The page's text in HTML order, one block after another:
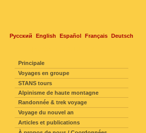
Русский English Español Français Deutsch
Principale
Voyages en groupe
STANS tours
Alpinisme de haute montagne
Randonnée & trek voyage
Voyage du nouvel an
Articles et publications